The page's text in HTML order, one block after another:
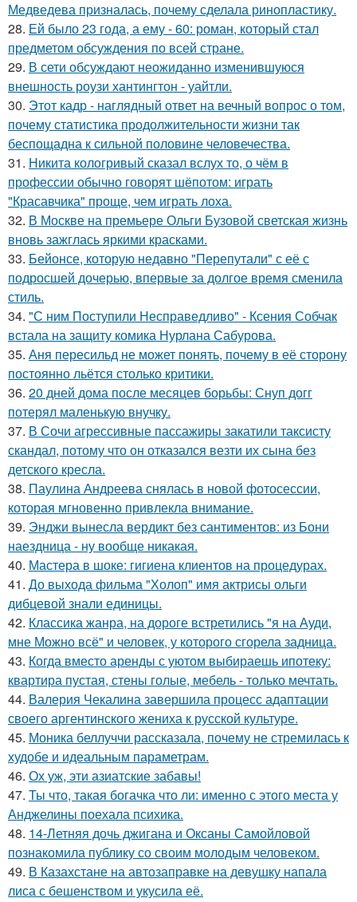
Медведева призналась, почему сделала ринопластику.
28. Ей было 23 года, а ему - 60: роман, который стал
предметом обсуждения по всей стране.
29. В сети обсуждают неожиданно изменившуюся
внешность роузи хантингтон - уайтли.
30. Этот кадр - наглядный ответ на вечный вопрос о том,
почему статистика продолжительности жизни так
беспощадна к сильной половине человечества.
31. Никита кологривый сказал вслух то, о чём в
профессии обычно говорят шёпотом: играть
"Красавчика" проще, чем играть лоха.
32. В Москве на премьере Ольги Бузовой светская жизнь
вновь зажглась яркими красками.
33. Бейонсе, которую недавно "Перепутали" с её с
подросшей дочерью, впервые за долгое время сменила
стиль.
34. "С ним Поступили Несправедливо" - Ксения Собчак
встала на защиту комика Нурлана Сабурова.
35. Аня пересильд не может понять, почему в её сторону
постоянно льётся столько критики.
36. 20 дней дома после месяцев борьбы: Снуп догг
потерял маленькую внучку.
37. В Сочи агрессивные пассажиры закатили таксисту
скандал, потому что он отказался везти их сына без
детского кресла.
38. Паулина Андреева снялась в новой фотосессии,
которая мгновенно привлекла внимание.
39. Энджи вынесла вердикт без сантиментов: из Бони
наездница - ну вообще никакая.
40. Мастера в шоке: гигиена клиентов на процедурах.
41. До выхода фильма "Холоп" имя актрисы ольги
дибцевой знали единицы.
42. Классика жанра, на дороге встретились "я на Ауди,
мне Можно всё" и человек, у которого сгорела задница.
43. Когда вместо аренды с уютом выбираешь ипотеку:
квартира пустая, стены голые, мебель - только мечтать.
44. Валерия Чекалина завершила процесс адаптации
своего аргентинского жениха к русской культуре.
45. Моника беллуччи рассказала, почему не стремилась к
худобе и идеальным параметрам.
46. Ох уж, эти азиатские забавы!
47. Ты что, такая богачка что ли: именно с этого места у
Анджелины поехала психика.
48. 14-Летняя дочь джигана и Оксаны Самойловой
познакомила публику со своим молодым человеком.
49. В Казахстане на автозаправке на девушку напала
лиса с бешенством и укусила её.